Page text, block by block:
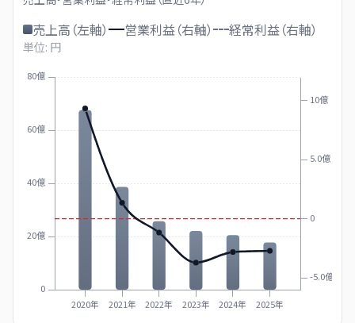
売上高（左軸） 営業利益（右軸） 経常利益（右軸）
単位: 円
0
20億
40億
60億
80億
-5.0億
0
5.0億
10億
2020年 2021年 2022年 2023年 2024年 2025年